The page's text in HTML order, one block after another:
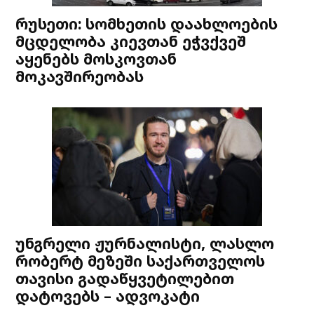
რუსეთი: სომხეთის დაახლოების
მცდელობა კიევთან ეჭვქვეშ
აყენებს მოსკოვთან
მოკავშირეობას
უნგრელი ჟურნალისტი, ლასლო
რობერტ მეზეში საქართველოს
თავისი გადაწყვეტილებით
დატოვებს – ადვოკატი